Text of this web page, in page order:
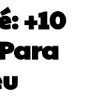
+10